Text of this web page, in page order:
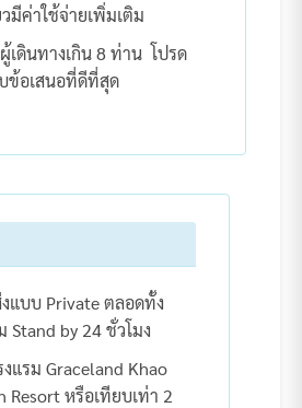
มีค่าใช้จ่ายเพิ่มเติม
เดินทางเกิน 8 ท่าน โปรด
ข้อเสนอที่ดีที่สุด
แบบ Private ตลอดทั้ง
Stand by 24 ชั่วโมง
แรม Graceland Khao
Resort หรือเทียบเท่า 2